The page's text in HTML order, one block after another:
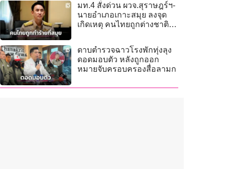
มท.4 สั่งด่วน ผวจ.สุราษฎร์ฯ-
นายอำเภอเกาะสมุย ลงจุด
เกิดเหตุ คนไทยถูกต่างชาติ
ดาบตำรวจฉาวโรงพักทุ่งลุง
ดอดมอบตัว หลังถูกออก
หมายจับครอบครองสื่อลามก